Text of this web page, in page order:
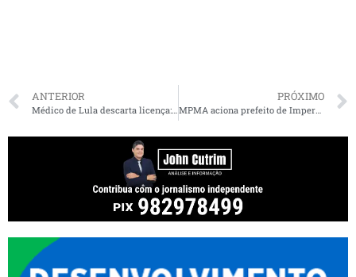
ANTERIOR PRÓXIMO
MPMA aciona prefeito de Imperatriz, gestores municipais e mais 14 funcionários fantasmas por Improbidade Administrativa